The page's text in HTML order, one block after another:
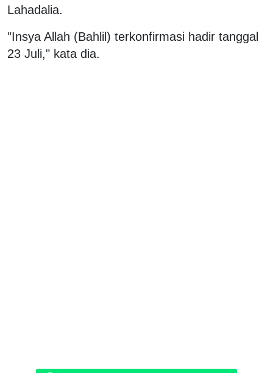
Lahadalia.
"Insya Allah (Bahlil) terkonfirmasi hadir tanggal
23 Juli," kata dia.